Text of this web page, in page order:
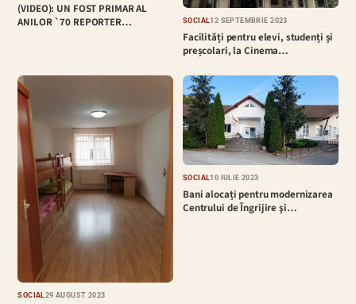
(VIDEO): UN FOST PRIMAR AL
ANILOR `70 REPORTER…
SOCIAL12 SEPTEMBRIE 2023
Facilități pentru elevi, studenți și
preșcolari, la Cinema…
SOCIAL29 AUGUST 2023
SOCIAL10 IULIE 2023
Bani alocați pentru modernizarea
Centrului de Îngrijire şi…